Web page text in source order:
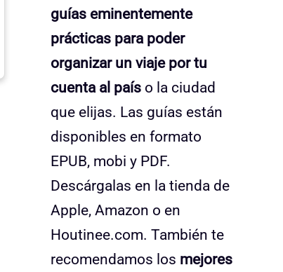
guías eminentemente
prácticas para poder
organizar un viaje por tu
cuenta al país o la ciudad
que elijas. Las guías están
disponibles en formato
EPUB, mobi y PDF.
Descárgalas en la tienda de
Apple, Amazon o en
Houtinee.com. También te
recomendamos los mejores